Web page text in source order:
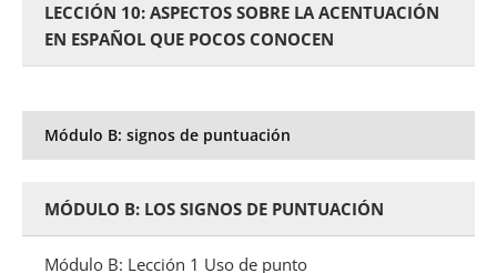
LECCIÓN 10: ASPECTOS SOBRE LA ACENTUACIÓN
EN ESPAÑOL QUE POCOS CONOCEN
Módulo B: signos de puntuación
MÓDULO B: LOS SIGNOS DE PUNTUACIÓN
Módulo B: Lección 1 Uso de punto